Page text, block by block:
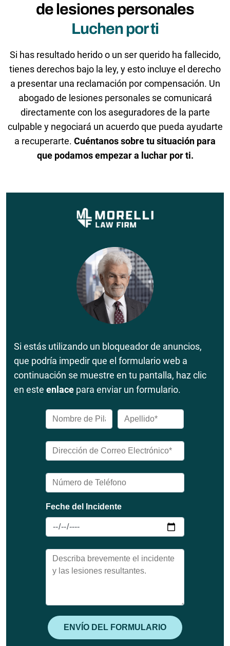
de lesiones personales
Luchen por ti
Si has resultado herido o un ser querido ha fallecido,
tienes derechos bajo la ley, y esto incluye el derecho
a presentar una reclamación por compensación. Un
abogado de lesiones personales se comunicará
directamente con los aseguradores de la parte
culpable y negociará un acuerdo que pueda ayudarte
a recuperarte. Cuéntanos sobre tu situación para
que podamos empezar a luchar por ti.
Si estás utilizando un bloqueador de anuncios,
que podría impedir que el formulario web a
continuación se muestre en tu pantalla, haz clic
en este enlace para enviar un formulario.